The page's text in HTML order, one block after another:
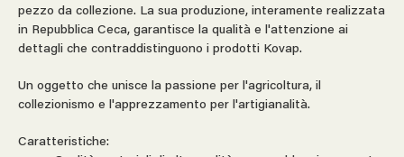
pezzo da collezione. La sua produzione, interamente realizzata
in Repubblica Ceca, garantisce la qualità e l'attenzione ai
dettagli che contraddistinguono i prodotti Kovap.
Un oggetto che unisce la passione per l'agricoltura, il
collezionismo e l'apprezzamento per l'artigianalità.
Caratteristiche: